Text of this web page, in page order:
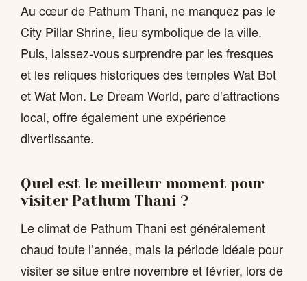
Au cœur de Pathum Thani, ne manquez pas le
City Pillar Shrine, lieu symbolique de la ville.
Puis, laissez-vous surprendre par les fresques
et les reliques historiques des temples Wat Bot
et Wat Mon. Le Dream World, parc d’attractions
local, offre également une expérience
divertissante.
Quel est le meilleur moment pour
visiter Pathum Thani ?
Le climat de Pathum Thani est généralement
chaud toute l’année, mais la période idéale pour
visiter se situe entre novembre et février, lors de